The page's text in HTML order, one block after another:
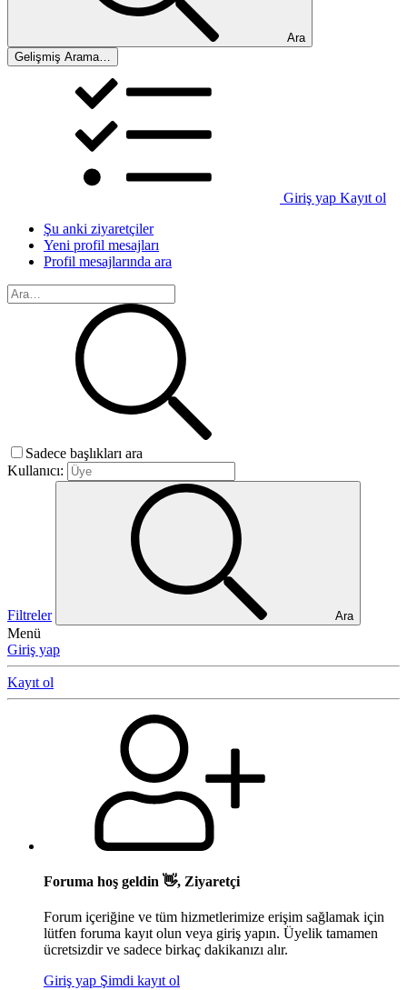
Ara
Gelişmiş Arama…
Giriş yap Kayıt ol
Şu anki ziyaretçiler
Yeni profil mesajları
Profil mesajlarında ara
Sadece başlıkları ara
Kullanıcı:
Filtreler Ara
Menü
Giriş yap
Kayıt ol
Foruma hoş geldin 👋, Ziyaretçi
Forum içeriğine ve tüm hizmetlerimize erişim sağlamak için
lütfen foruma kayıt olun veya giriş yapın. Üyelik tamamen
ücretsizdir ve sadece birkaç dakikanızı alır.
Giriş yap Şimdi kayıt ol